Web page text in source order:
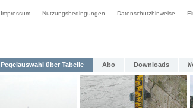
Impressum Nutzungsbedingungen Datenschutzhinweise
Pegelauswahl über Tabelle Abo Downloads